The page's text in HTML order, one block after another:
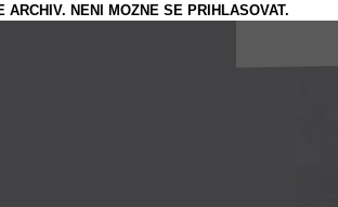
NENI MOZNE SE PRIHLASOVAT.